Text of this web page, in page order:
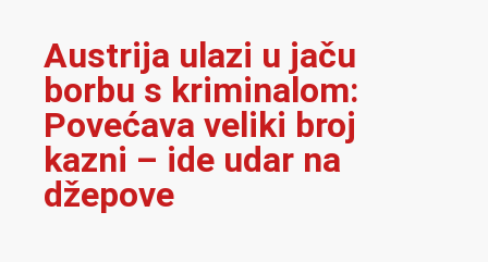
Austrija ulazi u jaču
borbu s kriminalom:
Povećava veliki broj
kazni – ide udar na
džepove